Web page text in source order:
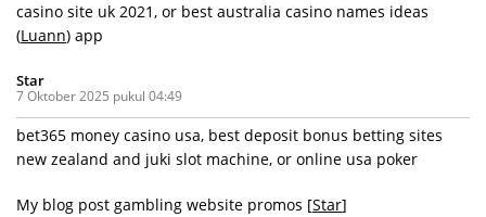
casino site uk 2021, or best australia casino names ideas
(Luann) app
Star
7 Oktober 2025 pukul 04:49
bet365 money casino usa, best deposit bonus betting sites
new zealand and juki slot machine, or online usa poker
My blog post gambling website promos [Star]